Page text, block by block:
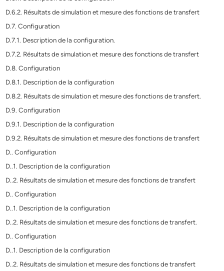
D.6.2. Résultats de simulation et mesure des fonctions de transfert
D.7. Configuration
D.7.1. Description de la configuration.
D.7.2. Résultats de simulation et mesure des fonctions de transfert
D.8. Configuration
D.8.1. Description de la configuration
D.8.2. Résultats de simulation et mesure des fonctions de transfert.
D.9. Configuration
D.9.1. Description de la configuration
D.9.2. Résultats de simulation et mesure des fonctions de transfert
D.. Configuration
D..1. Description de la configuration
D..2. Résultats de simulation et mesure des fonctions de transfert
D.. Configuration
D..1. Description de la configuration
D..2. Résultats de simulation et mesure des fonctions de transfert.
D.. Configuration
D..1. Description de la configuration
D..2. Résultats de simulation et mesure des fonctions de transfert